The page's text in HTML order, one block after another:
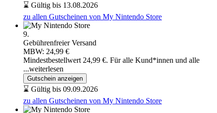
⌛ Gültig bis 13.08.2026
zu allen Gutscheinen von My Nintendo Store
9.
Gebührenfreier Versand
MBW: 24,99 €
Mindestbestellwert 24,99 €. Für alle Kund*innen und alle
...weiterlesen
Gutschein anzeigen
⌛ Gültig bis 09.09.2026
zu allen Gutscheinen von My Nintendo Store